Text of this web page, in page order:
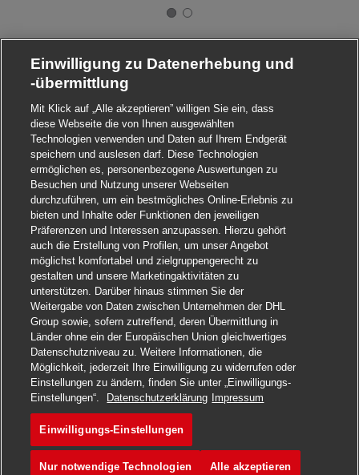
Einwilligung zu Datenerhebung und
-übermittlung
Mit Klick auf „Alle akzeptieren” willigen Sie ein, dass
diese Webseite die von Ihnen ausgewählten
Technologien verwenden und Daten auf Ihrem Endgerät
speichern und auslesen darf. Diese Technologien
ermöglichen es, personenbezogene Auswertungen zu
Besuchen und Nutzung unserer Webseiten
durchzuführen, um ein bestmögliches Online-Erlebnis zu
bieten und Inhalte oder Funktionen den jeweiligen
Präferenzen und Interessen anzupassen. Hierzu gehört
auch die Erstellung von Profilen, um unser Angebot
möglichst komfortabel und zielgruppengerecht zu
gestalten und unsere Marketingaktivitäten zu
unterstützen. Darüber hinaus stimmen Sie der
Weitergabe von Daten zwischen Unternehmen der DHL
Group sowie, sofern zutreffend, deren Übermittlung in
Länder ohne ein der Europäischen Union gleichwertiges
Datenschutzniveau zu. Weitere Informationen, die
Möglichkeit, jederzeit Ihre Einwilligung zu widerrufen oder
Einstellungen zu ändern, finden Sie unter „Einwilligungs-
Einstellungen“.
Datenschutzerklärung Impressum
Einwilligungs-Einstellungen
Nur notwendige Technologien Alle akzeptieren